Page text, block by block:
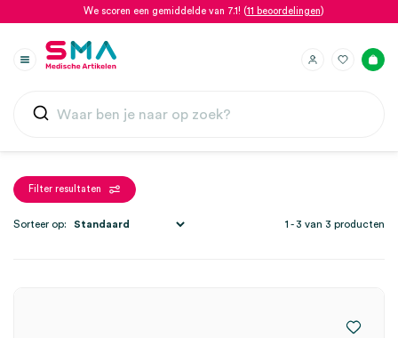
We scoren een gemiddelde van 7.1! (11 beoordelingen)
Filter resultaten
1 - 3 van 3 producten
Sorteer op: